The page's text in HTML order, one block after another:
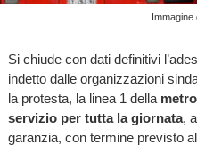
Immagine
Si chiude con dati definitivi
indetto dalle organizzazioni
la protesta, la linea 1 della
servizio per tutta la giornata,
garanzia, con termine previsto